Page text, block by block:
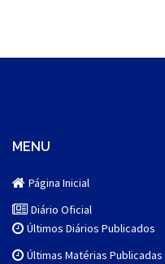
MENU
Página Inicial
Diário Oficial
Últimos Diários Publicados
Últimas Matérias Publicadas